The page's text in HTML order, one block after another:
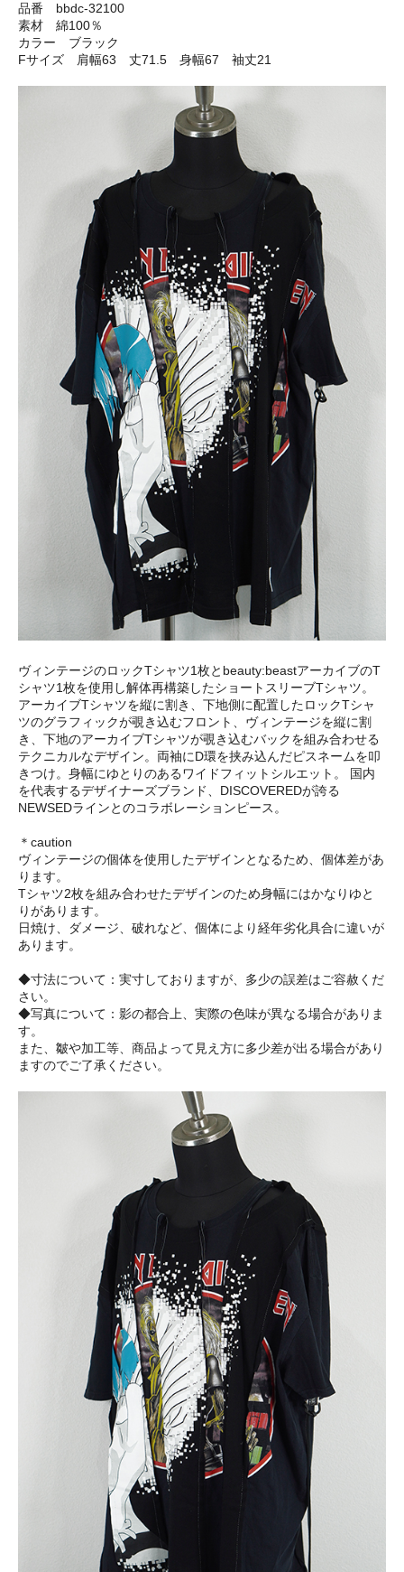
品番 bbdc-32100
素材 綿100％
カラー ブラック
Fサイズ 肩幅63 丈71.5 身幅67 袖丈21
ヴィンテージのロックTシャツ1枚とbeauty:beastアーカイブのT
シャツ1枚を使用し解体再構築したショートスリーブTシャツ。
アーカイブTシャツを縦に割き、下地側に配置したロックTシャ
ツのグラフィックが覗き込むフロント、ヴィンテージを縦に割
き、下地のアーカイブTシャツが覗き込むバックを組み合わせる
テクニカルなデザイン。両袖にD環を挟み込んだピスネームを叩
きつけ。身幅にゆとりのあるワイドフィットシルエット。 国内
を代表するデザイナーズブランド、DISCOVEREDが誇る
NEWSEDラインとのコラボレーションピース。
＊caution
ヴィンテージの個体を使用したデザインとなるため、個体差があ
ります。
Tシャツ2枚を組み合わせたデザインのため身幅にはかなりゆと
りがあります。
日焼け、ダメージ、破れなど、個体により経年劣化具合に違いが
あります。
◆寸法について：実寸しておりますが、多少の誤差はご容赦くだ
さい。
◆写真について：影の都合上、実際の色味が異なる場合がありま
す。
また、皺や加工等、商品よって見え方に多少差が出る場合があり
ますのでご了承ください。